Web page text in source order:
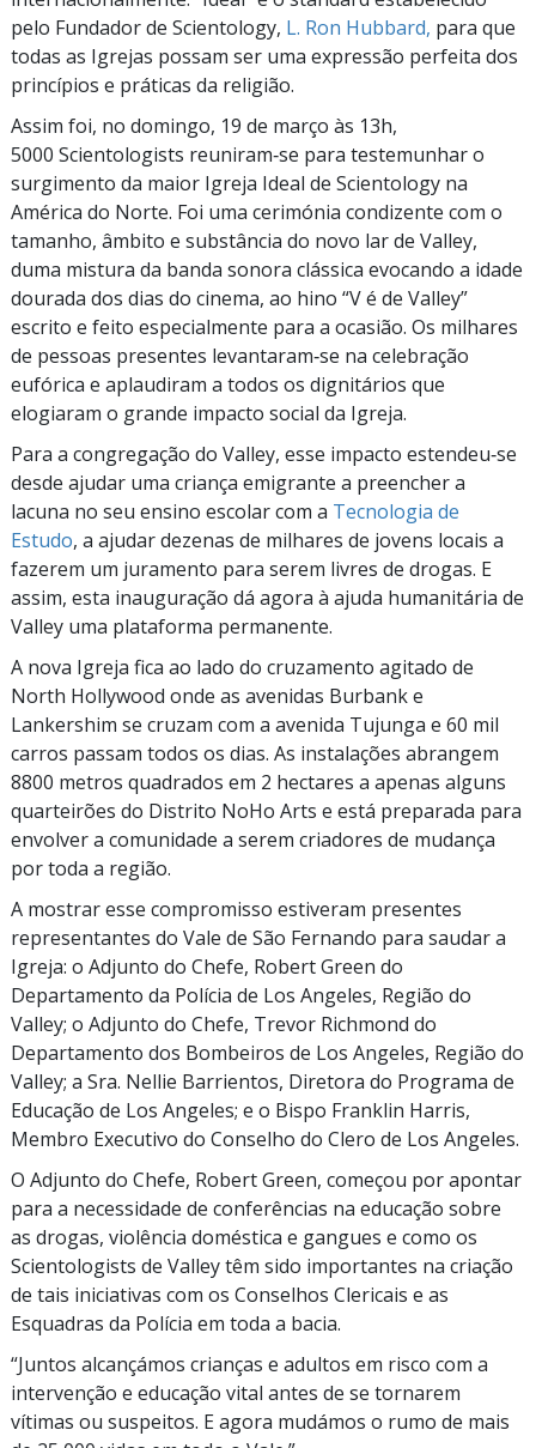
pelo Fundador de Scientology, L. Ron Hubbard, para que
todas as Igrejas possam ser uma expressão perfeita dos
princípios e práticas da religião.
Assim foi, no domingo, 19 de março às 13h,
5000 Scientologists reuniram‑se para testemunhar o
surgimento da maior Igreja Ideal de Scientology na
América do Norte. Foi uma cerimónia condizente com o
tamanho, âmbito e substância do novo lar de Valley,
duma mistura da banda sonora clássica evocando a idade
dourada dos dias do cinema, ao hino “V é de Valley”
escrito e feito especialmente para a ocasião. Os milhares
de pessoas presentes levantaram‑se na celebração
eufórica e aplaudiram a todos os dignitários que
elogiaram o grande impacto social da Igreja.
Para a congregação do Valley, esse impacto estendeu‑se
desde ajudar uma criança emigrante a preencher a
lacuna no seu ensino escolar com a Tecnologia de
Estudo, a ajudar dezenas de milhares de jovens locais a
fazerem um juramento para serem livres de drogas. E
assim, esta inauguração dá agora à ajuda humanitária de
Valley uma plataforma permanente.
A nova Igreja fica ao lado do cruzamento agitado de
North Hollywood onde as avenidas Burbank e
Lankershim se cruzam com a avenida Tujunga e 60 mil
carros passam todos os dias. As instalações abrangem
8800 metros quadrados em 2 hectares a apenas alguns
quarteirões do Distrito NoHo Arts e está preparada para
envolver a comunidade a serem criadores de mudança
por toda a região.
A mostrar esse compromisso estiveram presentes
representantes do Vale de São Fernando para saudar a
Igreja: o Adjunto do Chefe, Robert Green do
Departamento da Polícia de Los Angeles, Região do
Valley; o Adjunto do Chefe, Trevor Richmond do
Departamento dos Bombeiros de Los Angeles, Região do
Valley; a Sra. Nellie Barrientos, Diretora do Programa de
Educação de Los Angeles; e o Bispo Franklin Harris,
Membro Executivo do Conselho do Clero de Los Angeles.
O Adjunto do Chefe, Robert Green, começou por apontar
para a necessidade de conferências na educação sobre
as drogas, violência doméstica e gangues e como os
Scientologists de Valley têm sido importantes na criação
de tais iniciativas com os Conselhos Clericais e as
Esquadras da Polícia em toda a bacia.
“Juntos alcançámos crianças e adultos em risco com a
intervenção e educação vital antes de se tornarem
vítimas ou suspeitos. E agora mudámos o rumo de mais